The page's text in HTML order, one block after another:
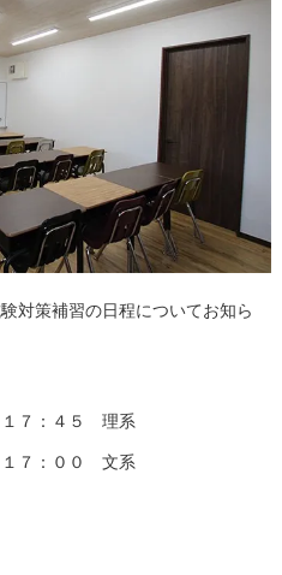
対策補習の日程についてお知ら
１７：４５ 理系
１７：００ 文系